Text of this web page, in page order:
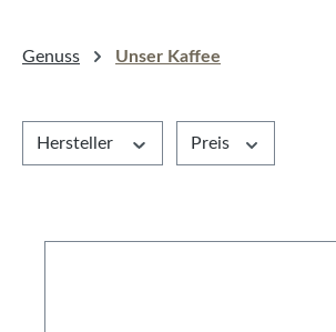
Genuss Unser Kaffee
Hersteller Preis